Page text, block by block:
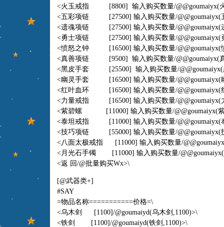
<火玉戒指 [8800] 输入购买数量/@@goumaiyx(
<五彩项链 [27500] 输入购买数量/@@goumaiyx(
<遗魂项链 [27500] 输入购买数量/@@goumaiyx(
<勇士项链 [27500] 输入购买数量/@@goumaiyx(
<愤怒之钟 [16500] 输入购买数量/@@goumaiyx(
<真善项链 [9500] 输入购买数量/@@goumaiyx(
<黑皮手套 [25500] 输入购买数量/@@goumaiyx(
<幽灵手套 [16500] 输入购买数量/@@goumaiyx(
<红叶血环 [16500] 输入购买数量/@@goumaiyx(
<力量戒指 [16500] 输入购买数量/@@goumaiyx(
<紫碧螺 [11000] 输入购买数量/@@goumaiyx(
<泰坦戒指 [11000] 输入购买数量/@@goumaiyx(
<技巧项链 [55000] 输入购买数量/@@goumaiyx(
<八面太极戒指 [11000] 输入购买数量/@@goumaiyx
<月光石手镯 [11000] 输入购买数量/@@goumaiyx
<返 回/@批量购买Wx>\
[@武器类+]
#SAY
=物品名称===========价格=\
<乌木剑 [1100]/@goumaiyd(乌木剑,1100)>\
<铁剑 [1100]/@goumaiyd(铁剑,1100)>\